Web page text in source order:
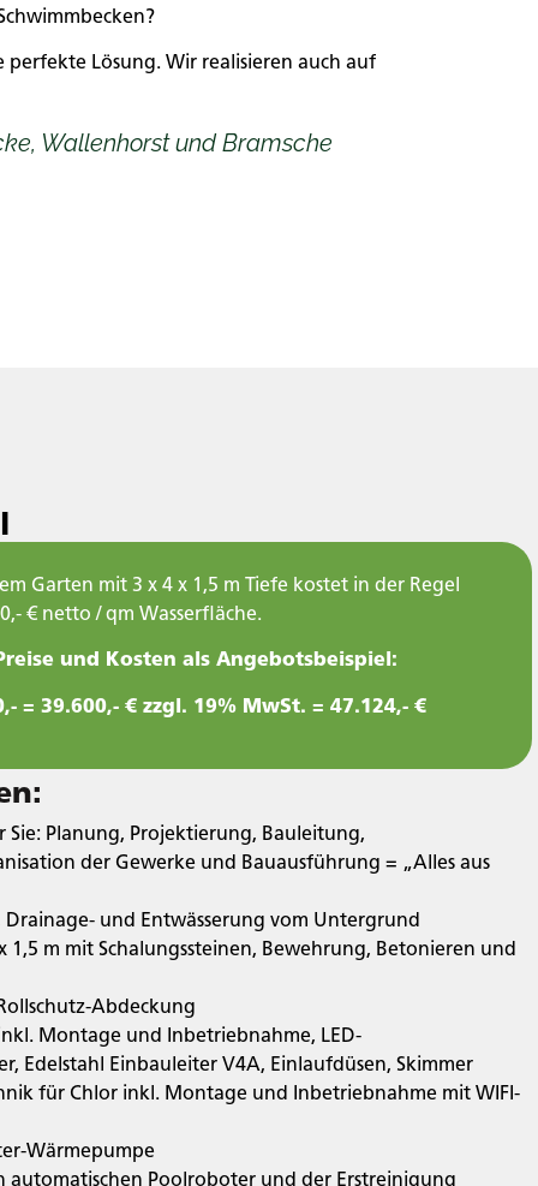
perfekte Lösung. Wir realisieren auch auf
Wallenhorst und Bramsche
Garten mit 3 x 4 x 1,5 m Tiefe kostet in der Regel
€ netto / qm Wasserfläche.
und Kosten als Angebotsbeispiel:
= 39.600,- € zzgl. 19% MwSt. = 47.124,- €
Sie: Planung, Projektierung, Bauleitung,
der Gewerke und Bauausführung = „Alles aus
und Entwässerung vom Untergrund
1,5 m mit Schalungssteinen, Bewehrung, Betonieren und
Abdeckung
Montage und Inbetriebnahme, LED-
Edelstahl Einbauleiter V4A, Einlaufdüsen, Skimmer
für Chlor inkl. Montage und Inbetriebnahme mit WIFI-
Wärmepumpe
automatischen Poolroboter und der Erstreinigung